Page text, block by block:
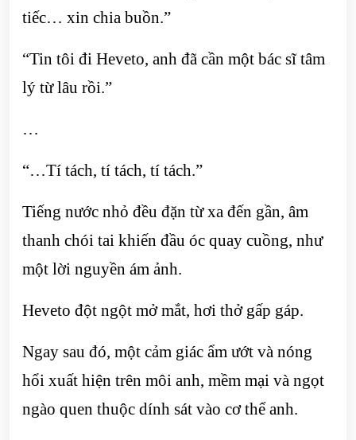
tiếc… xin chia buồn.”
“Tin tôi đi Heveto, anh đã cần một bác sĩ tâm
lý từ lâu rồi.”
…
“…Tí tách, tí tách, tí tách.”
Tiếng nước nhỏ đều đặn từ xa đến gần, âm
thanh chói tai khiến đầu óc quay cuồng, như
một lời nguyền ám ảnh.
Heveto đột ngột mở mắt, hơi thở gấp gáp.
Ngay sau đó, một cảm giác ẩm ướt và nóng
hổi xuất hiện trên môi anh, mềm mại và ngọt
ngào quen thuộc dính sát vào cơ thể anh.